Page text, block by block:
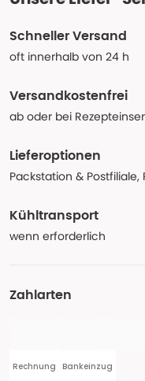
Schneller Versand
oft innerhalb von 24 h
Versandkostenfrei
ab oder bei
Lieferoptionen
Packstation & Postfiliale,
Kühltransport
wenn erforderlich
Zahlarten
Rechnung Bankeinzug